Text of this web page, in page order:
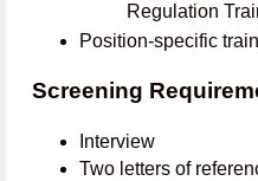
Regulation
Position-specific
Screening
Interview
Two letters of